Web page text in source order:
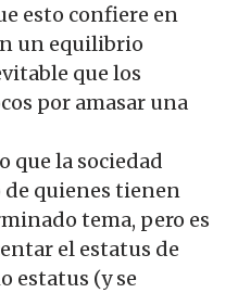
esto confiere en
un equilibrio
que los
por amasar una
que la sociedad
quienes tienen
tema, pero es
el estatus de
estatus (y se